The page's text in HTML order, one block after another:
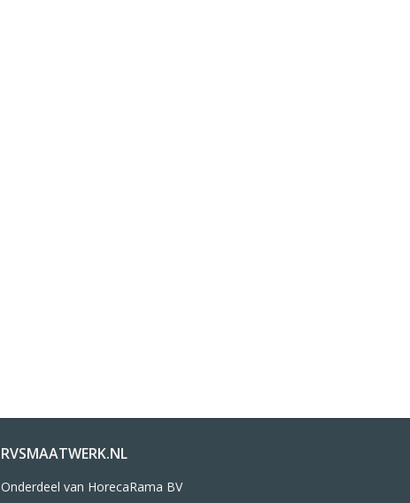
RVSMAATWERK.NL
Onderdeel van HorecaRama BV